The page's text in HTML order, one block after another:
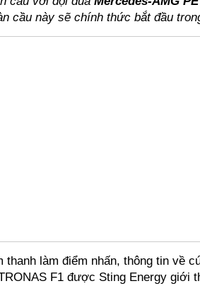
cầu này sẽ chính thức bắt đầu
thanh làm điểm nhấn, thông tin về
F1 được Sting Energy giới